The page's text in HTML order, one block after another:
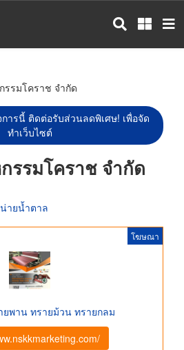
รรมโคราช จำกัด
ารนี้ ติดต่อรับส่วนลดพิเศษ! เพื่อจัด
ทำเว็บไซต์
รรมโคราช จำกัด
ายน้ำตาล
โฆษณา
ยพาน ทรายม้วน ทรายกลม